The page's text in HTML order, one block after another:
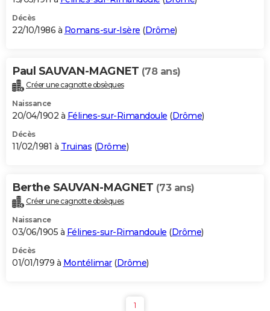
Décès
22/10/1986 à Romans-sur-Isère (Drôme)
Paul SAUVAN-MAGNET (78 ans)
Créer une cagnotte obsèques
Naissance
20/04/1902 à Félines-sur-Rimandoule (Drôme)
Décès
11/02/1981 à Truinas (Drôme)
Berthe SAUVAN-MAGNET (73 ans)
Créer une cagnotte obsèques
Naissance
03/06/1905 à Félines-sur-Rimandoule (Drôme)
Décès
01/01/1979 à Montélimar(Drôme)
1